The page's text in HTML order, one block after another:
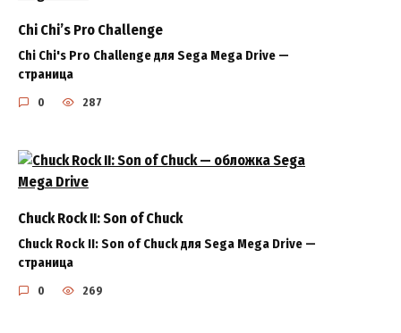
Chi Chi’s Pro Challenge
Chi Chi's Pro Challenge для Sega Mega Drive —
страница
0 287
Chuck Rock II: Son of Chuck
Chuck Rock II: Son of Chuck для Sega Mega Drive —
страница
0 269